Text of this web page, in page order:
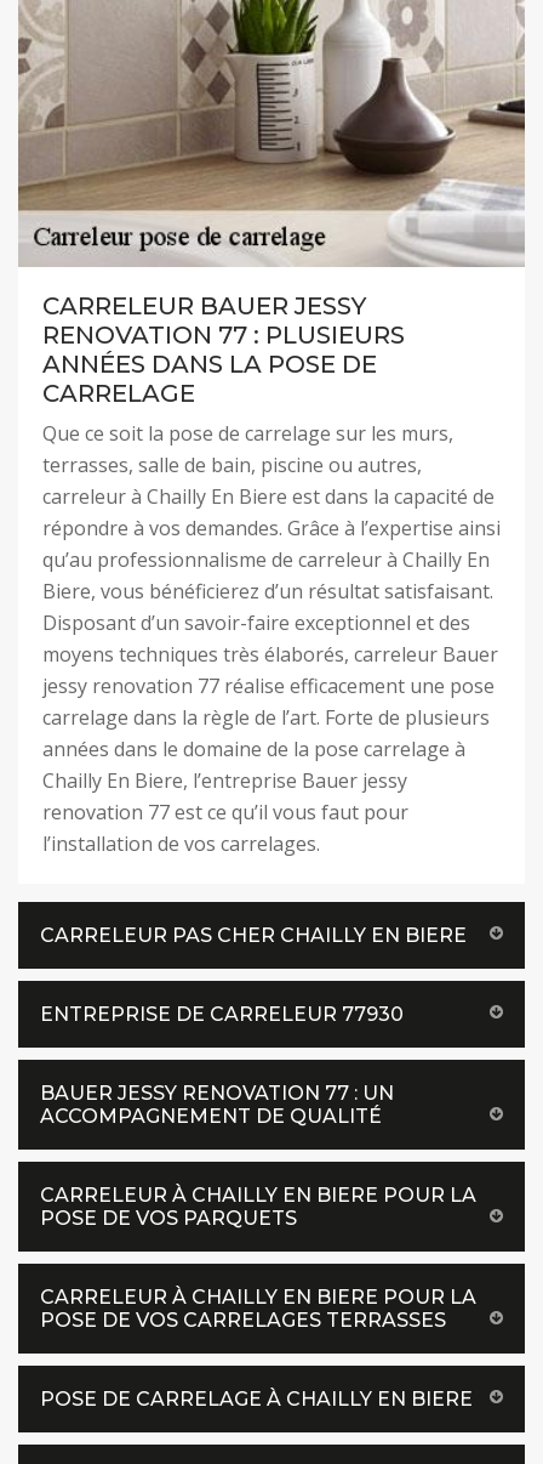
CARRELEUR BAUER JESSY
RENOVATION 77 : PLUSIEURS
ANNÉES DANS LA POSE DE
CARRELAGE
Que ce soit la pose de carrelage sur les murs,
terrasses, salle de bain, piscine ou autres,
carreleur à Chailly En Biere est dans la capacité de
répondre à vos demandes. Grâce à l’expertise ainsi
qu’au professionnalisme de carreleur à Chailly En
Biere, vous bénéficierez d’un résultat satisfaisant.
Disposant d’un savoir-faire exceptionnel et des
moyens techniques très élaborés, carreleur Bauer
jessy renovation 77 réalise efficacement une pose
carrelage dans la règle de l’art. Forte de plusieurs
années dans le domaine de la pose carrelage à
Chailly En Biere, l’entreprise Bauer jessy
renovation 77 est ce qu’il vous faut pour
l’installation de vos carrelages.
CARRELEUR PAS CHER CHAILLY EN BIERE
ENTREPRISE DE CARRELEUR 77930
BAUER JESSY RENOVATION 77 : UN
ACCOMPAGNEMENT DE QUALITÉ
CARRELEUR À CHAILLY EN BIERE POUR LA
POSE DE VOS PARQUETS
CARRELEUR À CHAILLY EN BIERE POUR LA
POSE DE VOS CARRELAGES TERRASSES
POSE DE CARRELAGE À CHAILLY EN BIERE